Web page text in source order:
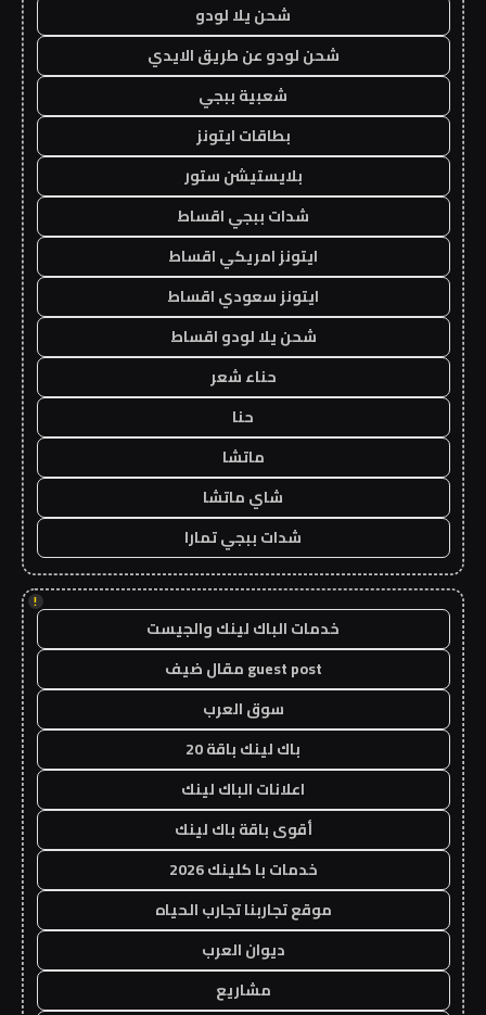
شحن يلا لودو
شحن لودو عن طريق الايدي
شعبية ببجي
بطاقات ايتونز
بلايستيشن ستور
شدات ببجي اقساط
ايتونز امريكي اقساط
ايتونز سعودي اقساط
شحن يلا لودو اقساط
حناء شعر
حنا
ماتشا
شاي ماتشا
شدات ببجي تمارا
!
خدمات الباك لينك والجيست
guest post مقال ضيف
سوق العرب
باك لينك باقة 20
اعلانات الباك لينك
أقوى باقة باك لينك
خدمات با كلينك 2026
موقع تجاربنا تجارب الحياه
ديوان العرب
مشاريع